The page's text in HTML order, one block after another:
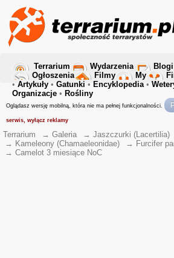
Terrarium Wydarzenia Blogi
Ogłoszenia
Filmy My
• Artykuły • Gatunki • Encyklopedia•
Organizacje • Rośliny
Oglądasz wersję mobilną, która nie ma pełnej funkcjonalności.
serwis, wyłącz reklamy
Terrarium → Galeria → Jaszczurki (Lacertilia)
→ Kameleony (Chamaeleonidae) → Furcifer
→ Camelot 3 miesiące NoC